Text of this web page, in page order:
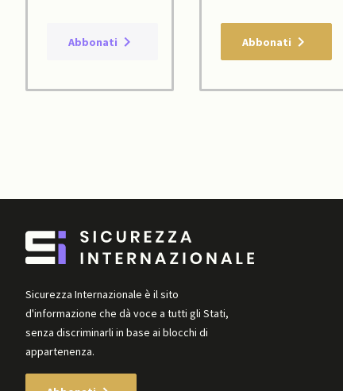
Abbonati Abbonati
Sicurezza Internazionale è il sito
d'informazione che dà voce a tutti gli Stati,
senza discriminarli in base ai blocchi di
appartenenza.